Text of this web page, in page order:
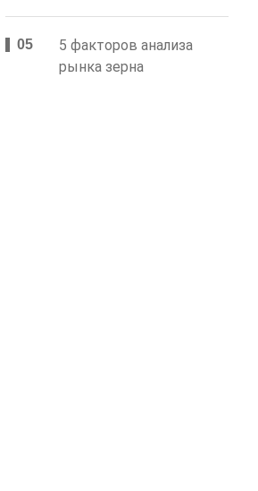
5 факторов анализа
рынка зерна